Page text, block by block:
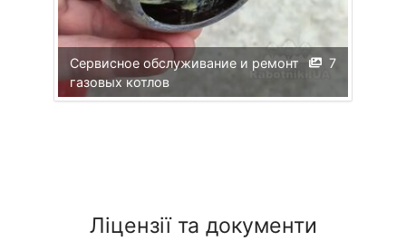
7
Сервисное обслуживание и ремонт
газовых котлов
Ліцензії та документи